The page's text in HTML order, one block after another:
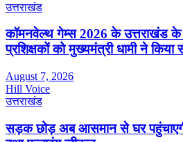
उत्तराखंड
कॉमनवेल्थ गेम्स 2026 के उत्तराखंड
प्रशिक्षकों को मुख्यमंत्री धामी ने किया
August 7, 2026
Hill Voice
उत्तराखंड
सड़क छोड़ अब आसमान से घर